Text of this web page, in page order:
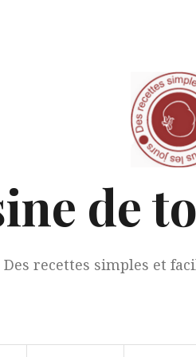
de
Des recettes simples et